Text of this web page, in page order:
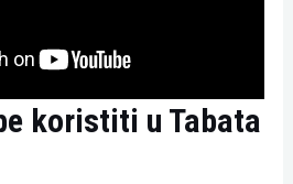
koristiti u Tabata